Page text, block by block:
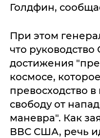
Голдфин,
При этом
что
достижения
космосе,
превосходство в
свободу от
маневра". Как
ВВС США, речь